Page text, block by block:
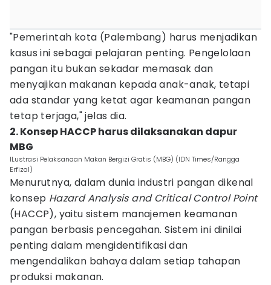
"Pemerintah kota (Palembang) harus menjadikan
kasus ini sebagai pelajaran penting. Pengelolaan
pangan itu bukan sekadar memasak dan
menyajikan makanan kepada anak-anak, tetapi
ada standar yang ketat agar keamanan pangan
tetap terjaga," jelas dia.
2. Konsep HACCP harus dilaksanakan dapur
MBG
ILustrasi Pelaksanaan Makan Bergizi Gratis (MBG) (IDN Times/Rangga
Erfizal)
Menurutnya, dalam dunia industri pangan dikenal
konsep Hazard Analysis and Critical Control Point
(HACCP), yaitu sistem manajemen keamanan
pangan berbasis pencegahan. Sistem ini dinilai
penting dalam mengidentifikasi dan
mengendalikan bahaya dalam setiap tahapan
produksi makanan.